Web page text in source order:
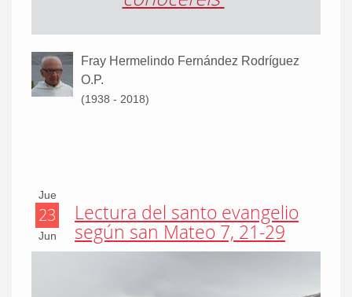
Fray Hermelindo Fernández Rodríguez
O.P.
(1938 - 2018)
Jue
23
Jun
Lectura del santo evangelio
según san Mateo 7, 21-29